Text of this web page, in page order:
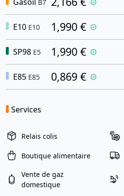
B7
E10 E10 1,990 €
SP98 E5 1,990 €
E85 E85 0,869 €
Services
Relais colis
Boutique alimentaire
Vente de gaz
domestique